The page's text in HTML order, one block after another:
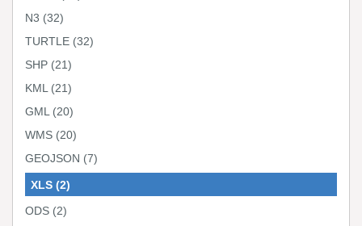
N3 (32)
TURTLE (32)
SHP (21)
KML (21)
GML (20)
WMS (20)
GEOJSON (7)
XLS (2)
ODS (2)